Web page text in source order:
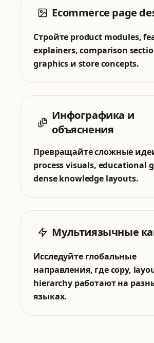
Ecommerce page
Стройте product modules,
explainers, comparison
graphics и store concepts.
Инфографика и
объяснения
Превращайте сложные
process visuals, educational
dense knowledge layouts.
Мультиязычные
Исследуйте глобальные
направления, где copy,
hierarchy работают на
языках.